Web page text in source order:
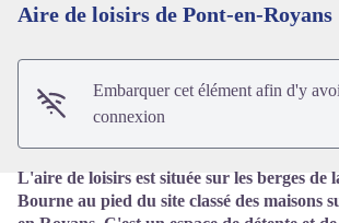
Aire de loisirs de Pont-en-Royans
Embarquer cet élément afin d'y
connexion
L'aire de loisirs est située sur les berges de
Bourne au pied du site classé des maisons